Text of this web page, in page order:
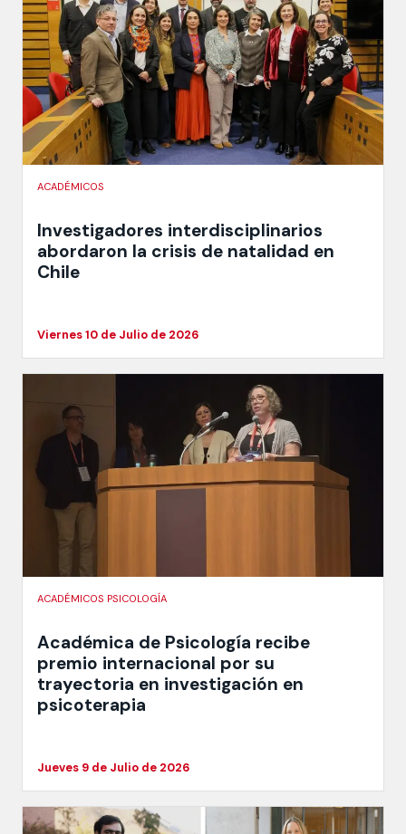
ACADÉMICOS
Investigadores interdisciplinarios
abordaron la crisis de natalidad en
Chile
Viernes 10 de Julio de 2026
ACADÉMICOS PSICOLOGÍA
Académica de Psicología recibe
premio internacional por su
trayectoria en investigación en
psicoterapia
Jueves 9 de Julio de 2026